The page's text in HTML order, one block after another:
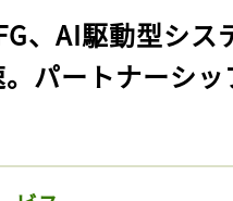
、AI駆動型シ
。パートナーシ